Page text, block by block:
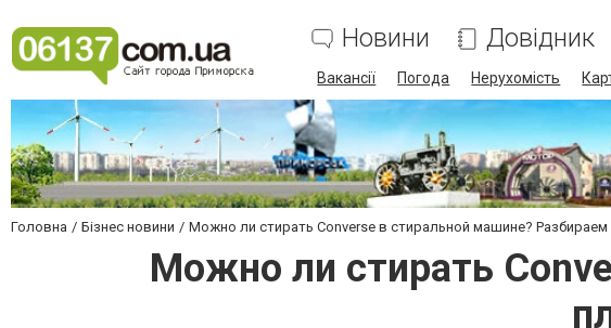
Новини Довідник
Вакансії Погода Нерухомість
Головна Бізнес новини Можно ли стирать Converse в стиральной машине?
Можно ли стирать